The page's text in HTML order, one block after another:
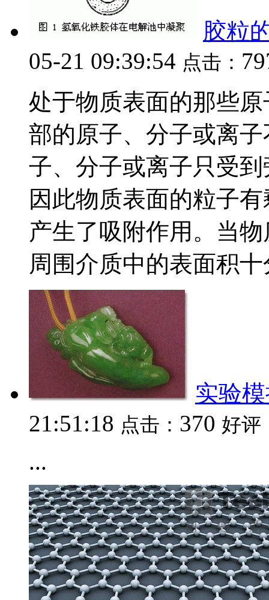
胶粒
05-21 09:39:54 点击：
处于物质表面的那些
部的原子、分子或离
子、分子或离子只受
因此物质表面的粒子
产生了吸附作用。当
周围介质中的表面积
实验
21:51:18 点击： 370 好评
...